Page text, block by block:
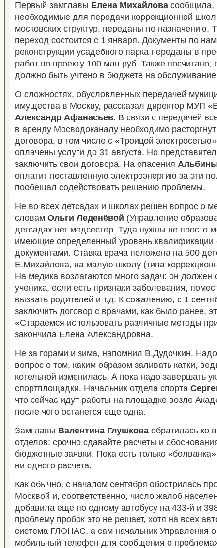
Первый замглавы Елена Михайлова сообщила,
необходимые для передачи коррекционной
московских структур, переданы по назначению.
переход состоится с 1 января. Документы по
реконструкции усадебного парка переданы в
работ по проекту 100 млн руб. Также посчитано,
должно быть учтено в бюджете на
О сложностях, обусловленных передачей
имущества в Москву, рассказал директор МУП
Александр Афанасьев. В связи с передачей
в аренду Мосводоканалу необходимо
договора, в том числе с «Троицой
оплачены услуги до 31 августа. Но
заключить свои договора. На опасения
оплатит поставленную электроэнергию за эти
пообещал содействовать решению проблемы.
Не во всех детсадах и школах решен вопрос о
словам Ольги Леденёвой (Управление
детсадах нет медсестер. Туда нужны не просто
имеющие определенный уровень квалификации
документами. Ставка врача положена на 500
Е.Михайлова, на малую школу (типа
На медика возлагаются много задач: он должен
ученика, если есть признаки заболевания,
вызвать родителей и т.д. К сожалению, с 1
заключить договор с врачами, как было ранее,
«Стараемся использовать различные методы
закончила Елена Александровна.
Не за горами и зима, напомнил В.Дудочкин.
вопрос о том, каким образом заливать катки,
котельной изменилась. А пока надо завершать
спортплощадки. Начальник отдела спорта
что сейчас идут работы на площадке возле
после чего останется еще одна.
Замглавы Валентина Глушкова обратилась ко
отделов: срочно сдавайте расчеты и
бюджетные заявки. Пока есть только
ни одного расчета.
Как обычно, с началом сентября обострилась
Москвой и, соответственно, число жалоб
добавила еще по одному автобусу на 433-й и
проблему пробок это не решает, хотя на всех
система ГЛОНАС, а сам начальник Управления
мобильный телефон для сообщения о